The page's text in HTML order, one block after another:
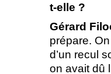
t-elle ?
Gérard
prépare.
d’un recul
on avait dû